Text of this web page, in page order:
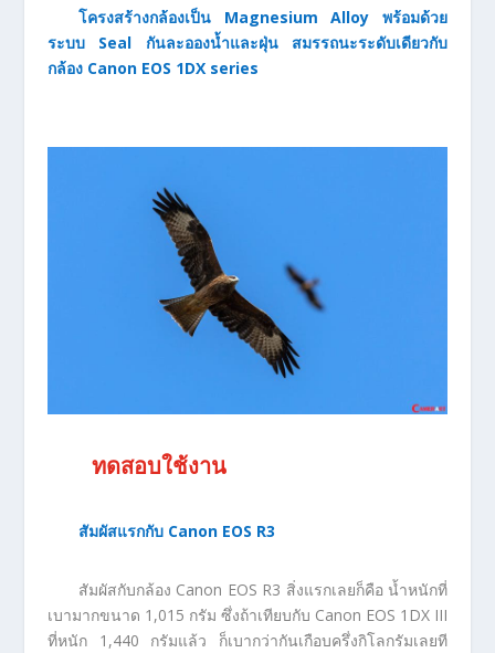
โครงสร้างกล้องเป็น Magnesium Alloy พร้อมด้วย
ระบบ Seal กันละอองน้ำและฝุ่น สมรรถนะระดับเดียวกับ
กล้อง Canon EOS 1DX series
ทดสอบใช้งาน
สัมผัสแรกกับ Canon EOS R3
สัมผัสกับกล้อง Canon EOS R3 สิ่งแรกเลยก็คือ น้ำหนักที่
เบามากขนาด 1,015 กรัม ซึ่งถ้าเทียบกับ Canon EOS 1DX III
ที่หนัก 1,440 กรัมแล้ว ก็เบากว่ากันเกือบครึ่งกิโลกรัมเลยที